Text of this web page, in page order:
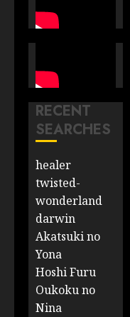
RECENT
SEARCHES
healer
twisted-
wonderland
darwin
Akatsuki no
Yona
Hoshi Furu
Oukoku no
Nina